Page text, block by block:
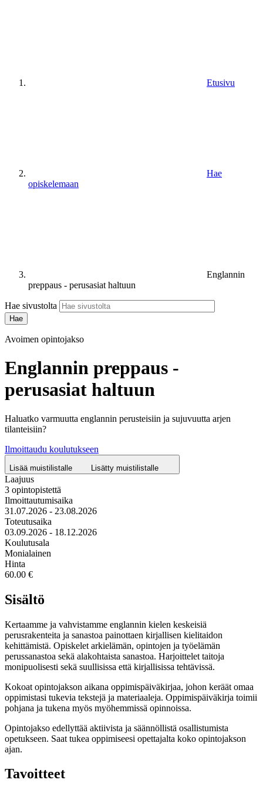
Etusivu
Hae
opiskelemaan
Englannin
preppaus - perusasiat haltuun
Hae sivustolta
Avoimen opintojakso
Englannin preppaus -
perusasiat haltuun
Haluatko varmuutta englannin perusteisiin ja sujuvuutta arjen
tilanteisiin?
Ilmoittaudu koulutukseen
Lisää muistilistalle Lisätty muistilistalle
Laajuus
3 opintopistettä
Ilmoittautumisaika
31.07.2026 - 23.08.2026
Toteutusaika
03.09.2026 - 18.12.2026
Koulutusala
Monialainen
Hinta
60.00 €
Sisältö
Kertaamme ja vahvistamme englannin kielen keskeisiä
perusrakenteita ja sanastoa painottaen kirjallisen kielitaidon
kehittämistä. Opiskelet arkielämän, opintojen ja työelämän
perussanastoa sekä alakohtaista sanastoa. Harjoittelet taitoja
monipuolisesti sekä suullisissa että kirjallisissa tehtävissä.
Kokoat opintojakson aikana oppimispäiväkirjaa, johon keräät omaa
oppimistasi tukevia tekstejä ja materiaaleja. Oppimispäiväkirja toimii
pohjana ja tukena myös myöhemmissä opinnoissa.
Opintojakso edellyttää aktiivista ja säännöllistä osallistumista
opetukseen. Saat tukea oppimiseesi opettajalta koko opintojakson
ajan.
Tavoitteet